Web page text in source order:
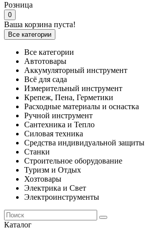
Розница
0
Ваша корзина пуста!
Все категории
Все категории
Автотовары
Аккумуляторный инструмент
Всё для сада
Измерительный инструмент
Крепеж, Пена, Герметики
Расходные материалы и оснастка
Ручной инструмент
Сантехника и Тепло
Силовая техника
Средства индивидуальной защиты
Станки
Строительное оборудование
Туризм и Отдых
Хозтовары
Электрика и Свет
Электроинструменты
Каталог